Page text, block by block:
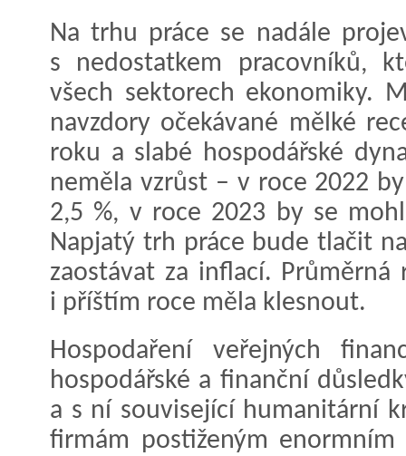
Na trhu práce se nadále
s nedostatkem pracovníků,
všech sektorech ekonomiky.
navzdory očekávané mělké
roku a slabé hospodářské
neměla vzrůst – v roce 2022
2,5 %, v roce 2023 by se
Napjatý trh práce bude tlačit
zaostávat za inflací.
i příštím roce měla klesnout.
Hospodaření veřejných
hospodářské a finanční
a s ní související humanitární
firmám postiženým